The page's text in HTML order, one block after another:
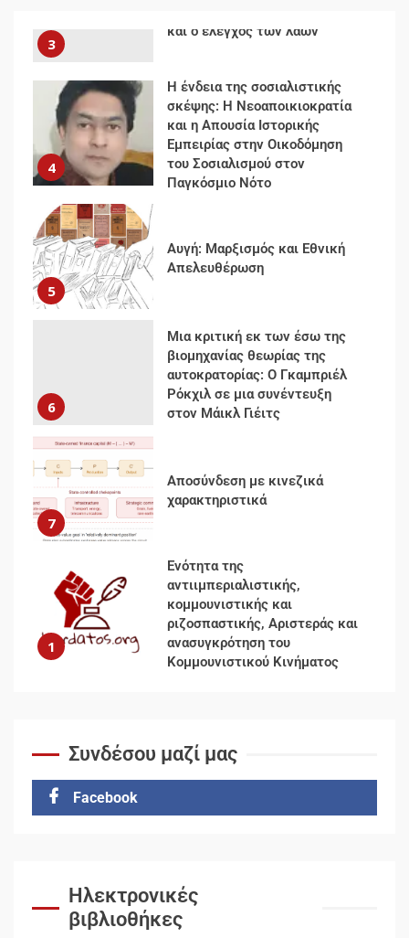
3
και ο έλεγχος των λαών
4
Η ένδεια της σοσιαλιστικής
σκέψης: Η Νεοαποικιοκρατία
και η Απουσία Ιστορικής
Εμπειρίας στην Οικοδόμηση
του Σοσιαλισμού στον
Παγκόσμιο Νότο
5
Αυγή: Μαρξισμός και Εθνική
Απελευθέρωση
6
Μια κριτική εκ των έσω της
βιομηχανίας θεωρίας της
αυτοκρατορίας: Ο Γκαμπριέλ
Ρόκχιλ σε μια συνέντευξη
στον Μάικλ Γιέιτς
7
Αποσύνδεση με κινεζικά
χαρακτηριστικά
1
Ενότητα της
αντιιμπεριαλιστικής,
κομμουνιστικής και
ριζοσπαστικής, Αριστεράς και
ανασυγκρότηση του
Κομμουνιστικού Κινήματος
Ρεύματος
Η ένδεια της σοσιαλιστικής
Συνδέσου μαζί μας
Facebook
Ηλεκτρονικές
βιβλιοθήκες